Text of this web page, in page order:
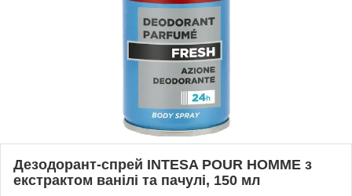
Дезодорант-спрей INTESA POUR HOMME з
екстрактом ванілі та пачулі, 150 мл